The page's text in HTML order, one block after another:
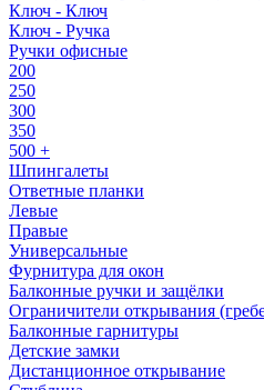
Ключ - Ключ
Ключ - Ручка
Ручки офисные
200
250
300
350
500 +
Шпингалеты
Ответные планки
Левые
Правые
Универсальные
Фурнитура для окон
Балконные ручки и защёлки
Ограничители открывания
Балконные гарнитуры
Детские замки
Дистанционное открывание